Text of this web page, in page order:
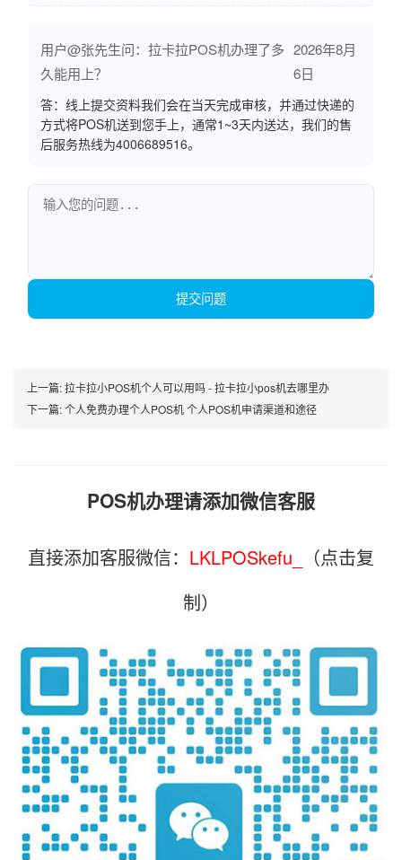
用户@张先生问：拉卡拉POS机办理了多
久能用上？
2026年8月
6日
答：线上提交资料我们会在当天完成审核，并通过快递的
方式将POS机送到您手上，通常1~3天内送达，我们的售
后服务热线为4006689516。
提交问题
上一篇:拉卡拉小POS机个人可以用吗 - 拉卡拉小pos机去哪里办
下一篇:个人免费办理个人POS机 个人POS机申请渠道和途径
POS机办理请添加微信客服
直接添加客服微信： LKLPOSkefu_
（点击复
制）